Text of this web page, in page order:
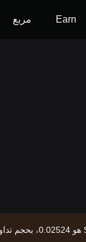
Earn مربع